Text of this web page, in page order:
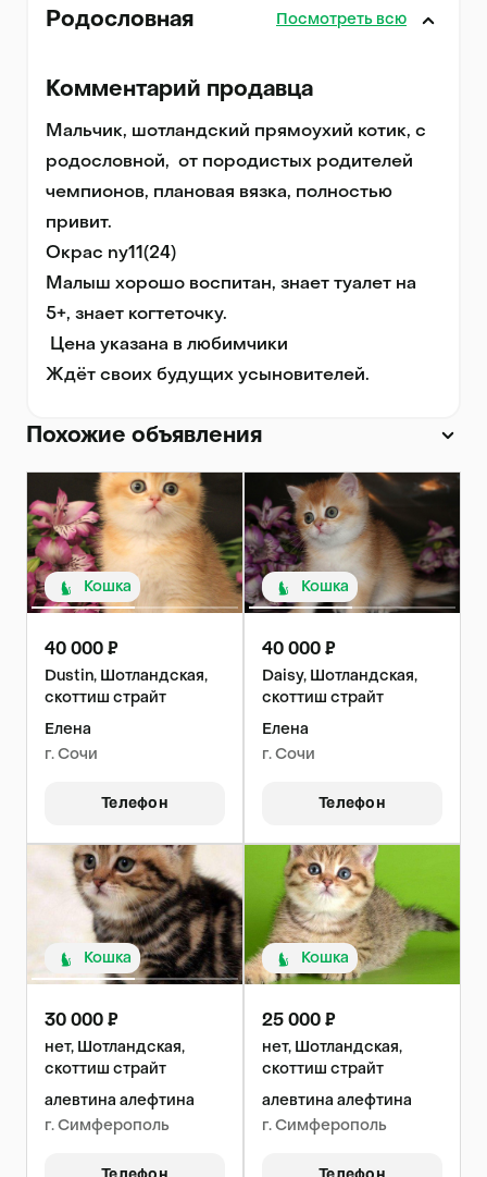
Родословная Посмотреть всю
Комментарий продавца
Мальчик, шотландский прямоухий котик, с
родословной,  от породистых родителей
чемпионов, плановая вязка, полностью
привит.
Окрас ny11(24)
Малыш хорошо воспитан, знает туалет на
5+, знает когтеточку.
Ждёт своих будущих усыновителей.
Похожие объявления
Кошка
40 000 ₽
Dustin, Шотландская,
скоттиш страйт
Елена
г. Сочи
Телефон
Кошка
40 000 ₽
Daisy, Шотландская,
скоттиш страйт
Елена
г. Сочи
Телефон
Кошка
30 000 ₽
нет, Шотландская,
скоттиш страйт
алевтина алефтина
г. Симферополь
Кошка
25 000 ₽
нет, Шотландская,
скоттиш страйт
алевтина алефтина
г. Симферополь